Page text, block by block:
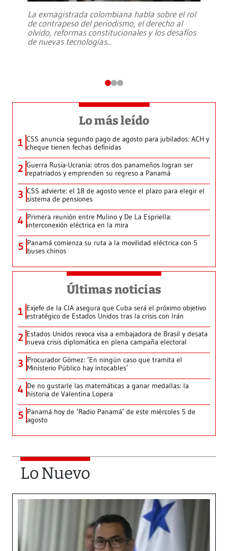
La exmagistrada colombiana habla sobre el rol
de contrapeso del periodismo, el derecho al
olvido, reformas constitucionales y los desafíos
de nuevas tecnologías...
Lo más leído
1 CSS anuncia segundo pago de agosto para jubilados: ACH y
cheque tienen fechas definidas
2 Guerra Rusia-Ucrania: otros dos panameños logran ser
repatriados y emprenden su regreso a Panamá
3 CSS advierte: el 18 de agosto vence el plazo para elegir el
sistema de pensiones
4 Primera reunión entre Mulino y De La Espriella:
interconexión eléctrica en la mira
5 Panamá comienza su ruta a la movilidad eléctrica con 5
buses chinos
Últimas noticias
1 Exjefe de la CIA asegura que Cuba será el próximo objetivo
estratégico de Estados Unidos tras la crisis con Irán
2 Estados Unidos revoca visa a embajadora de Brasil y desata
nueva crisis diplomática en plena campaña electoral
3 Procurador Gómez: ‘En ningún caso que tramita el
Ministerio Público hay intocables’
4 De no gustarle las matemáticas a ganar medallas: la
historia de Valentina Lopera
5 Panamá hoy de ‘Radio Panamá’ de este miércoles 5 de
agosto
Lo Nuevo